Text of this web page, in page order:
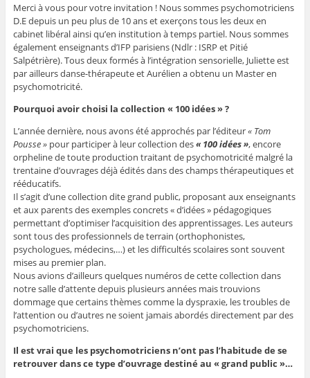
Merci à vous pour votre invitation ! Nous sommes psychomotriciens
D.E depuis un peu plus de 10 ans et exerçons tous les deux en
cabinet libéral ainsi qu’en institution à temps partiel. Nous sommes
également enseignants d’IFP parisiens (Ndlr : ISRP et Pitié
Salpétrière). Tous deux formés à l’intégration sensorielle, Juliette est
par ailleurs danse-thérapeute et Aurélien a obtenu un Master en
psychomotricité.
Pourquoi avoir choisi la collection « 100 idées » ?
L’année dernière, nous avons été approchés par l’éditeur« Tom
Pousse »pour participer à leur collection des« 100 idées », encore
orpheline de toute production traitant de psychomotricité malgré la
trentaine d’ouvrages déjà édités dans des champs thérapeutiques et
rééducatifs.
Il s’agit d’une collection dite grand public, proposant aux enseignants
et aux parents des exemples concrets « d’idées » pédagogiques
permettant d’optimiser l’acquisition des apprentissages. Les auteurs
sont tous des professionnels de terrain (orthophonistes,
psychologues, médecins,…) et les difficultés scolaires sont souvent
mises au premier plan.
Nous avions d’ailleurs quelques numéros de cette collection dans
notre salle d’attente depuis plusieurs années mais trouvions
dommage que certains thèmes comme la dyspraxie, les troubles de
l’attention ou d’autres ne soient jamais abordés directement par des
psychomotriciens.
Il est vrai que les psychomotriciens n’ont pas l’habitude de se
retrouver dans ce type d’ouvrage destiné au «grand public »…